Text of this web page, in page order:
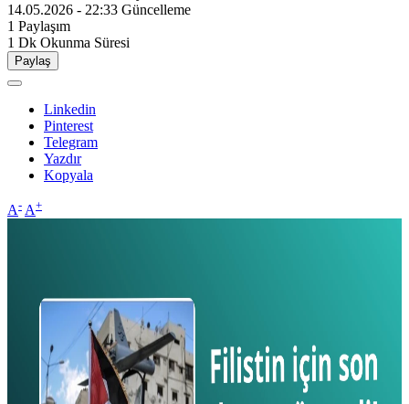
14.05.2026 - 22:33 Güncelleme
1 Paylaşım
1 Dk Okunma Süresi
Paylaş
Linkedin
Pinterest
Telegram
Yazdır
Kopyala
A- A+